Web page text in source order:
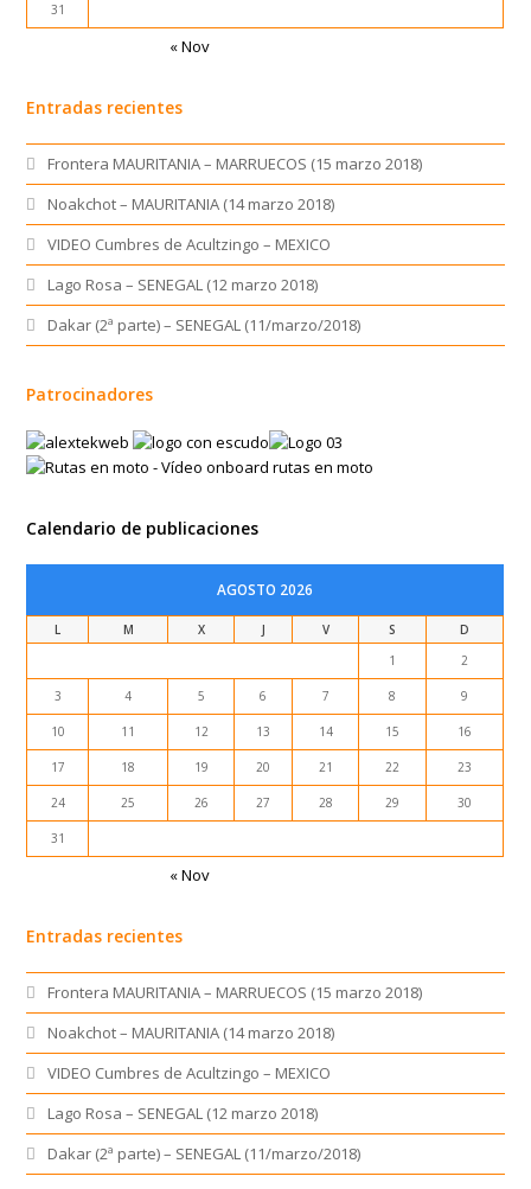
31
« Nov
Entradas recientes
Frontera MAURITANIA – MARRUECOS (15 marzo 2018)
Noakchot – MAURITANIA (14 marzo 2018)
VIDEO Cumbres de Acultzingo – MEXICO
Lago Rosa – SENEGAL (12 marzo 2018)
Dakar (2ª parte) – SENEGAL (11/marzo/2018)
Patrocinadores
Calendario de publicaciones
AGOSTO 2026
L M X J V S
D
1
2
3 4 5 6 7 8 9
10 11 12 13 14 15 16
17 18 19 20 21 22 23
24 25 26 27 28 29 30
31
« Nov
Entradas recientes
Frontera MAURITANIA – MARRUECOS (15 marzo 2018)
Noakchot – MAURITANIA (14 marzo 2018)
VIDEO Cumbres de Acultzingo – MEXICO
Lago Rosa – SENEGAL (12 marzo 2018)
Dakar (2ª parte) – SENEGAL (11/marzo/2018)